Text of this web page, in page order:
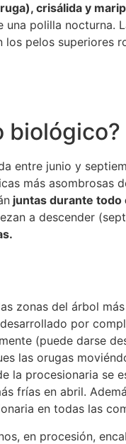
crisálida y
una polilla
pelos superiores
biológico?
entre junio y
más asombrosas
juntas durante
a descender
zonas del árbol
por
(puede darse
las orugas
la procesionaria se
frías en abril.
en todas las
en procesión,